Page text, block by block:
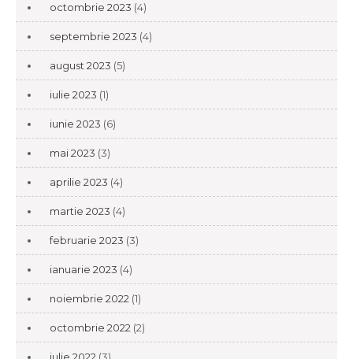
octombrie 2023 (4)
septembrie 2023 (4)
august 2023 (5)
iulie 2023 (1)
iunie 2023 (6)
mai 2023 (3)
aprilie 2023 (4)
martie 2023 (4)
februarie 2023 (3)
ianuarie 2023 (4)
noiembrie 2022 (1)
octombrie 2022 (2)